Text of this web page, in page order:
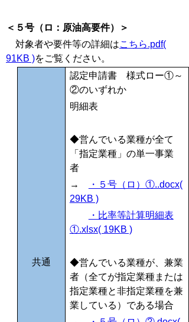
＜ ５号（ロ：原油高要件）＞
対象者や要件等の詳細はこちら.pdf(
91KB )をご覧ください。
共通
認定申請書 様式ロー①～
②のいずれか
明細表
◆営んでいる業種が全て
「指定業種」の単一事業
者
→
・５号（ロ）①..docx(
29KB )
・比率等計算明細表
①.xlsx( 19KB )
◆営んでいる業種が、兼業
者（全てが指定業種または
指定業種と非指定業種を兼
業している）である場合